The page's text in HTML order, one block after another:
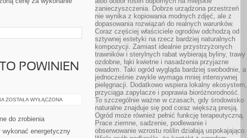
POWINIEN
ŚWIADECTWO
KTO
POWINIEN
ZROBIĆ
ZOSTAŁA WYŁĄCZONA
do zrobienia
wykonać energetyczny
zanieczyszczenia. Dobrze urządzona przestrzeń
nie wynika z kopiowania modnych zdjęć, ale z
dopasowania rozwiązań do realnych warunków.
Coraz częściej właściciele ogrodów odchodzą od
sztywnej estetyki na rzecz bardziej naturalnych
kompozycji. Zamiast idealnie przystrzyżonych
trawników i sterylnych rabat wybierają byliny, trawy
ozdobne, łąki kwietne i nasadzenia przyjazne
owadom. Taki ogród wygląda bardziej swobodnie, a
jednocześnie zwykle wymaga mniej intensywnej
pielęgnacji. Dodatkowo wspiera lokalny ekosystem,
przyciąga zapylacze i poprawia bioróżnorodność.
To szczególnie ważne w czasach, gdy środowisko
naturalne znajduje się pod coraz większą presją.
Ogród może również pełnić funkcję terapeutyczną.
Prace ziemne, sadzenie, podlewanie i
obserwowanie wzrostu roślin działają uspokajająco.